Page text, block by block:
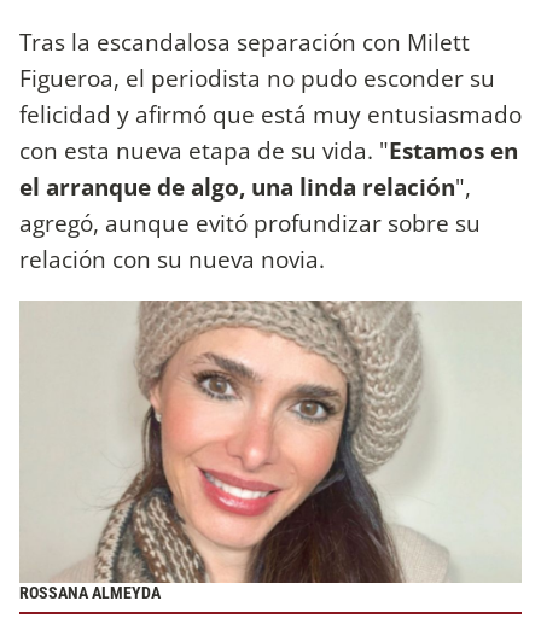
Tras la escandalosa separación con Milett
Figueroa, el periodista no pudo esconder su
felicidad y afirmó que está muy entusiasmado
con esta nueva etapa de su vida. "Estamos en
el arranque de algo, una linda relación",
agregó, aunque evitó profundizar sobre su
relación con su nueva novia.
ROSSANA ALMEYDA